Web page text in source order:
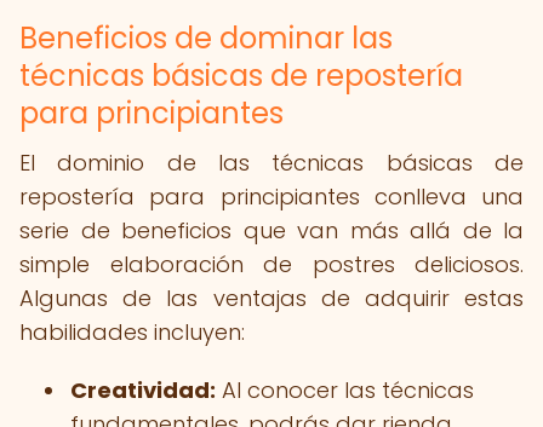
Beneficios de dominar las
técnicas básicas de repostería
para principiantes
El dominio de las técnicas básicas de
repostería para principiantes conlleva una
serie de beneficios que van más allá de la
simple elaboración de postres deliciosos.
Algunas de las ventajas de adquirir estas
habilidades incluyen:
Creatividad: Al conocer las técnicas